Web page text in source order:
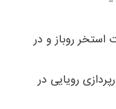
روباز و در
رویایی در